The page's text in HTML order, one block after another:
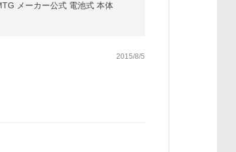
メーカー公式 電池式 本体
2015/8/5